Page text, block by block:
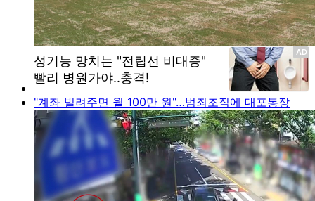
"계좌 빌려주면 월 100만 원"…범죄조직에 대포통장